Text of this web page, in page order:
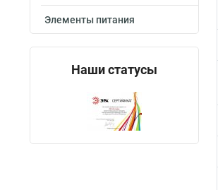
Элементы питания
Наши статусы